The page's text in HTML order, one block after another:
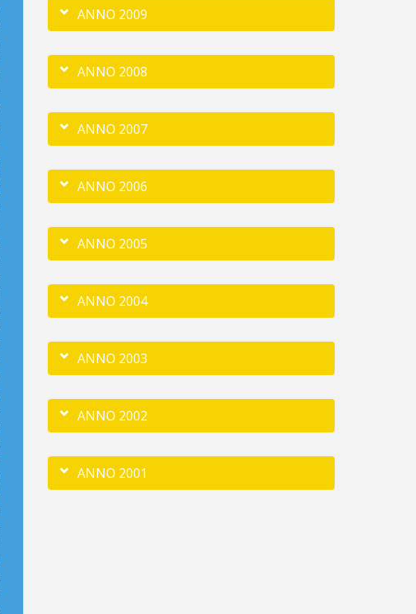
ANNO 2009
ANNO 2008
ANNO 2007
ANNO 2006
ANNO 2005
ANNO 2004
ANNO 2003
ANNO 2002
ANNO 2001